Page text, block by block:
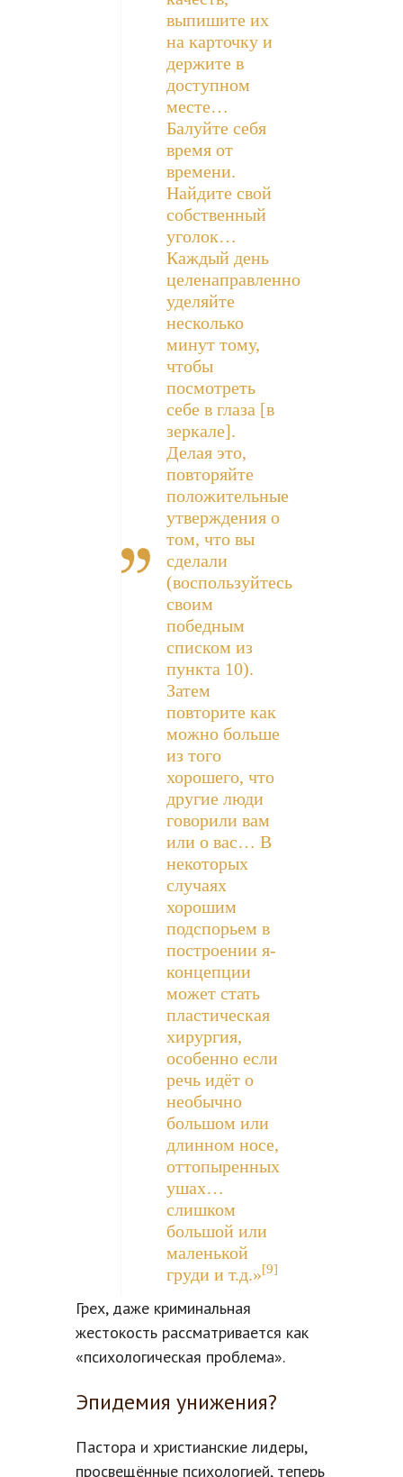
выпишите их
на карточку и
держите в
доступном
месте…
Балуйте себя
время от
времени.
Найдите свой
собственный
уголок…
Каждый день
целенаправленно
уделяйте
несколько
минут тому,
чтобы
посмотреть
себе в глаза [в
зеркале].
Делая это,
повторяйте
положительные
утверждения о
том, что вы
сделали
(воспользуйтесь
своим
победным
списком из
пункта 10).
Затем
повторите как
можно больше
из того
хорошего, что
другие люди
говорили вам
или о вас… В
некоторых
случаях
хорошим
подспорьем в
построении я-
концепции
может стать
пластическая
хирургия,
особенно если
речь идёт о
необычно
большом или
длинном носе,
оттопыренных
ушах…
слишком
большой или
маленькой
груди и т.д.»[9]
Грех, даже криминальная
жестокость рассматривается как
«психологическая проблема».
Эпидемия унижения?
Пастора и христианские лидеры,
просвещённые психологией, теперь